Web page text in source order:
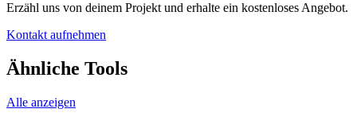
Erzähl uns von deinem Projekt und erhalte ein kostenloses Angebot.
Kontakt aufnehmen
Ähnliche Tools
Alle anzeigen